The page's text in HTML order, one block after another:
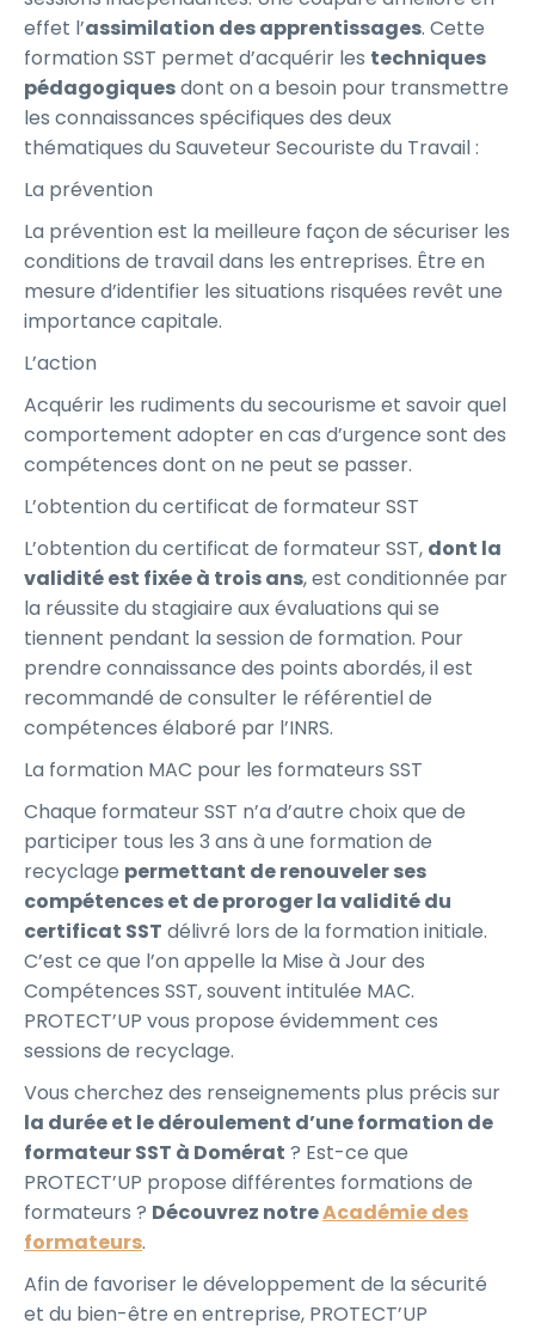
effet l’assimilation des apprentissages. Cette
formation SST permet d’acquérir les techniques
pédagogiquesdont on a besoin pour transmettre
les connaissances spécifiques des deux
thématiques du Sauveteur Secouriste du Travail :
La prévention
La prévention est la meilleure façon de sécuriser les
conditions de travail dans les entreprises. Être en
mesure d’identifier les situations risquées revêt une
importance capitale.
L’action
Acquérir les rudiments du secourisme et savoir quel
comportement adopter en cas d’urgence sont des
compétences dont on ne peut se passer.
L’obtention du certificat de formateur SST
L’obtention du certificat de formateur SST, dont la
validité est fixée à trois ans, est conditionnée par
la réussite du stagiaire aux évaluations qui se
tiennent pendant la session de formation. Pour
prendre connaissance des points abordés, il est
recommandé de consulter le référentiel de
compétences élaboré par l’INRS.
La formation MAC pour les formateurs SST
Chaque formateur SST n’a d’autre choix que de
participer tous les 3 ans à une formation de
recyclage permettant de renouveler ses
compétences et de proroger la validité du
certificat SST délivré lors de la formation initiale.
C’est ce que l’on appelle la Mise à Jour des
Compétences SST, souvent intitulée MAC.
PROTECT’UP vous propose évidemment ces
sessions de recyclage.
Vous cherchez des renseignements plus précis sur
la durée et le déroulement d’une formation de
formateur SST à Domérat ? Est-ce que
PROTECT’UP propose différentes formations de
formateurs ? Découvrez notreAcadémie des
formateurs.
Afin de favoriser le développement de la sécurité
et du bien-être en entreprise, PROTECT’UP